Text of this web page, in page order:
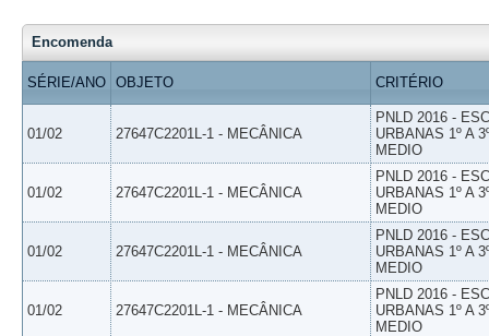
Encomenda
SÉRIE/ANO OBJETO CRITÉRIO
01/02 27647C2201L-1 - MECÂNICA
PNLD 2016 -
URBANAS 1º A
MEDIO
01/02 27647C2201L-1 - MECÂNICA
PNLD 2016 -
URBANAS 1º A
MEDIO
01/02 27647C2201L-1 - MECÂNICA
PNLD 2016 -
URBANAS 1º A
MEDIO
01/02 27647C2201L-1 - MECÂNICA
PNLD 2016 -
URBANAS 1º A
MEDIO